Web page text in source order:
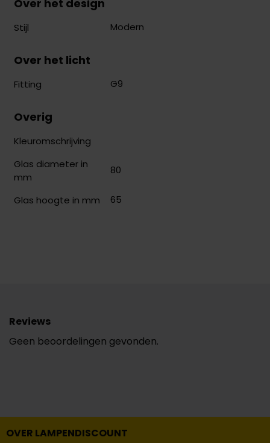
Over het design
Stijl Modern
Over het licht
Fitting G9
Overig
Kleuromschrijving
Glas diameter in
mm
80
Glas hoogte in mm 65
Reviews
Geen beoordelingen gevonden.
OVER LAMPENDISCOUNT